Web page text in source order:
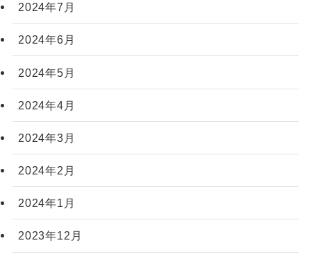
2024年7月
2024年6月
2024年5月
2024年4月
2024年3月
2024年2月
2024年1月
2023年12月